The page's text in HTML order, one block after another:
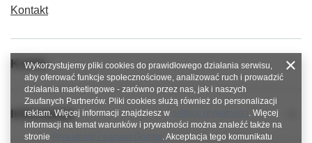
Kontakt
Konto
Informacje
Wykorzystujemy pliki cookies do prawidłowego działania serwisu,
aby oferować funkcje społecznościowe, analizować ruch i prowadzić
działania marketingowe - zarówno przez nas, jak i naszych
Zaufanych Partnerów. Pliki cookies służą również do personalizacji
reklam. Więcej informacji znajdziesz w
. Więcej
informacji na temat warunków i prywatności można znaleźć także na
stronie
. Akceptacja tego komunikatu